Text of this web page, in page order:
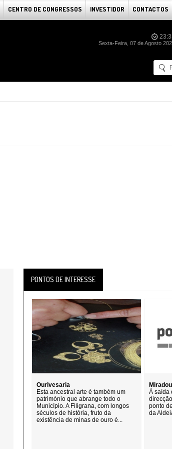
CENTRO DE CONGRESSOS INVESTIDOR CONTACTOS
Sexta-Feira, 07 de Agosto
PONTOS DE INTERESSE
Ourivesaria
Esta ancestral arte é também um
património que abrange todo o
Município. A Filigrana, com longos
séculos de história, fruto da
existência de minas de ouro é...
À saída
ponto
da